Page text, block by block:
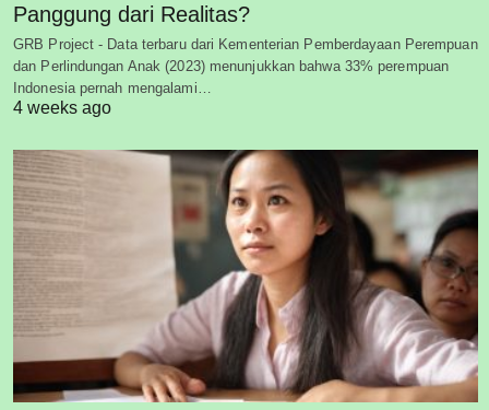
Panggung dari Realitas?
GRB Project - Data terbaru dari Kementerian Pemberdayaan Perempuan
dan Perlindungan Anak (2023) menunjukkan bahwa 33% perempuan
Indonesia pernah mengalami…
4 weeks ago